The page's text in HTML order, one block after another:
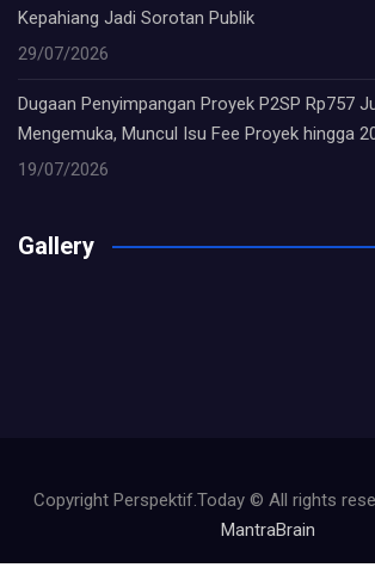
Kepahiang Jadi Sorotan Publik
29/07/2026
Dugaan Penyimpangan Proyek P2SP Rp757
Mengemuka, Muncul Isu Fee Proyek hingga
19/07/2026
Gallery
Copyright Perspektif.Today © All rights
MantraBrain